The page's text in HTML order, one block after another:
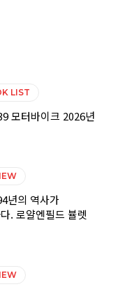
LIST
모터바이크 2026년
년의 역사가
. 로얄엔필드 뷸렛